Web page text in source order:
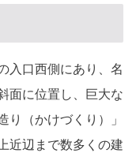
入口西側にあり、名
面に位置し、巨大な
り（かけづくり）」
近辺まで数多くの建